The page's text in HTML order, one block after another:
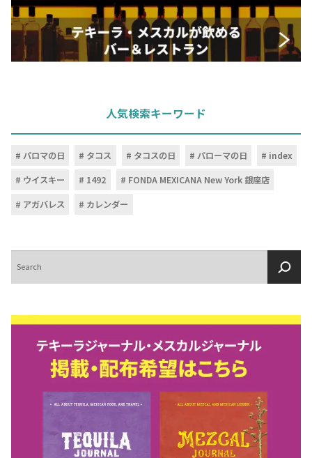
人気検索キーワード
パロマの日 タコス タコスの日 パローマの日
index
ウイスキー
1492
FONDA MEXICANA New York 銀座店
アガバレス
カレンダー
索